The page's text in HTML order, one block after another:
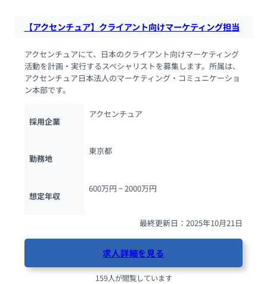
【アクセンチュア】クライアント向けマーケティング担当
アクセンチュアにて、日本のクライアント向けマーケティング
活動を計画・実行するスペシャリストを募集します。所属は、
アクセンチュア日本法人のマーケティング・コミュニケーショ
ン本部です。
採用企業
アクセンチュア
勤務地
東京都
想定年収
600万円 ~ 2000万円
最終更新日：2025年10月21日
求人詳細を見る
159人が閲覧しています